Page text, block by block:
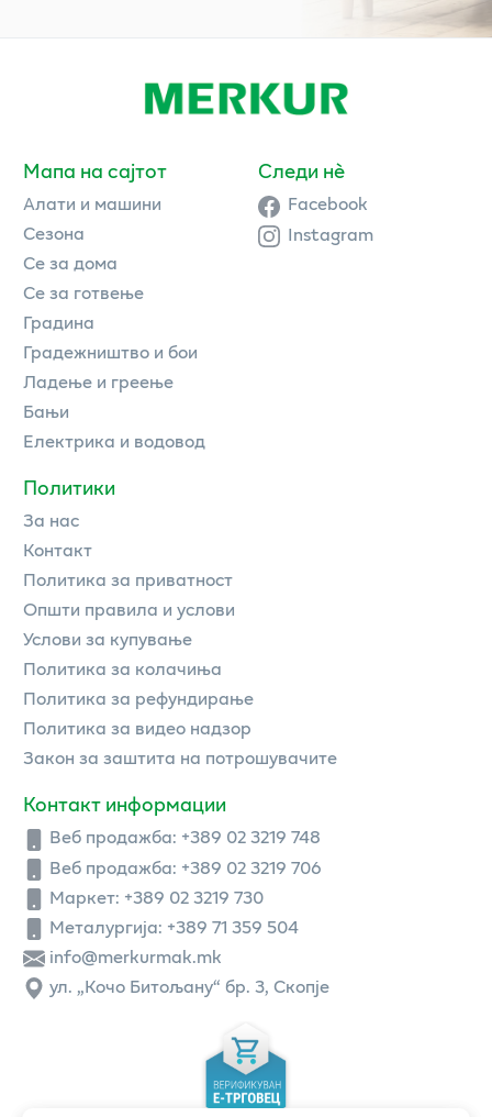
Мапа на сајтот
Алати и машини
Сезона
Се за дома
Се за готвење
Градина
Градежништво и бои
Ладење и греење
Бањи
Електрика и водовод
Политики
За нас
Контакт
Политика за приватност
Општи правила и услови
Услови за купување
Политика за колачиња
Политика за рефундирање
Политика за видео надзор
Закон за заштита на потрошувачите
Контакт информации
Веб продажба: +389 02 3219 748
Веб продажба: +389 02 3219 706
Маркет: +389 02 3219 730
Металургија: +389 71 359 504
info@merkurmak.mk
ул. „Кочо Битољану“ бр. 3, Скопје
Следи нè
Facebook
Instagram